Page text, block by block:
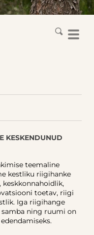
KESKENDUNUD
teemaline
kestliku riigihanke
keskkonnahoidlik,
toetav, riigi
Iga riigihange
samba ning ruumi on